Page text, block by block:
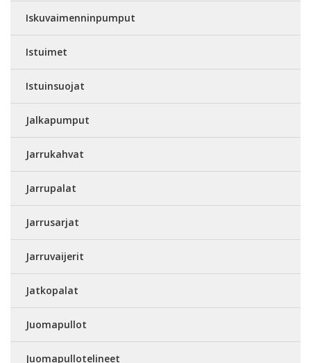
Iskuvaimenninpumput
Istuimet
Istuinsuojat
Jalkapumput
Jarrukahvat
Jarrupalat
Jarrusarjat
Jarruvaijerit
Jatkopalat
Juomapullot
Juomapullotelineet